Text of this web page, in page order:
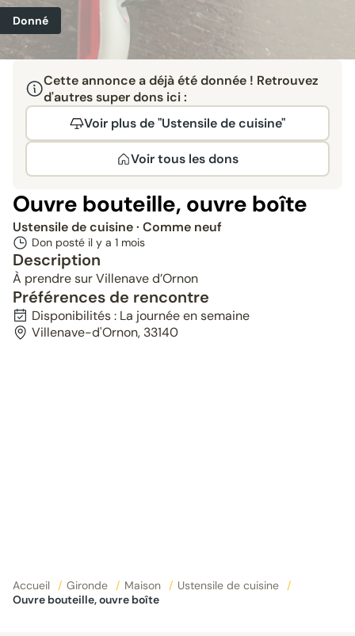
Donné
Cette annonce a déjà été donnée ! Retrouvez
d'autres super dons ici :
Voir plus de "Ustensile de cuisine"
Voir tous les dons
Ouvre bouteille, ouvre boîte
Ustensile de cuisine· Comme neuf
Don posté il y a 1 mois
Description
À prendre sur Villenave d’Ornon
Préférences de rencontre
Disponibilités : La journée en semaine
Villenave-d'Ornon, 33140
Accueil / Gironde / Maison / Ustensile de cuisine
/
Ouvre bouteille, ouvre boîte